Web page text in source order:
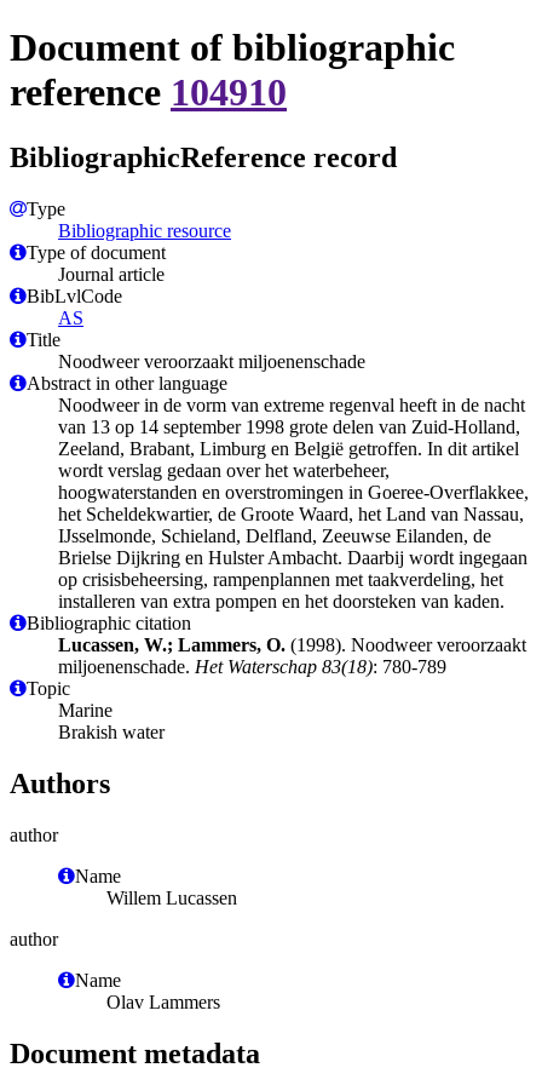
Document of bibliographic
reference 104910
BibliographicReference record
Type
Bibliographic resource
Type of document
Journal article
BibLvlCode
AS
Title
Noodweer veroorzaakt miljoenenschade
Abstract in other language
Noodweer in de vorm van extreme regenval heeft in de nacht
van 13 op 14 september 1998 grote delen van Zuid-Holland,
Zeeland, Brabant, Limburg en België getroffen. In dit artikel
wordt verslag gedaan over het waterbeheer,
hoogwaterstanden en overstromingen in Goeree-Overflakkee,
het Scheldekwartier, de Groote Waard, het Land van Nassau,
IJsselmonde, Schieland, Delfland, Zeeuwse Eilanden, de
Brielse Dijkring en Hulster Ambacht. Daarbij wordt ingegaan
op crisisbeheersing, rampenplannen met taakverdeling, het
installeren van extra pompen en het doorsteken van kaden.
Bibliographic citation
Lucassen, W.; Lammers, O. (1998). Noodweer veroorzaakt
miljoenenschade. Het Waterschap 83(18): 780-789
Topic
Marine
Brakish water
Authors
author
Name
Willem Lucassen
author
Name
Olav Lammers
Document metadata